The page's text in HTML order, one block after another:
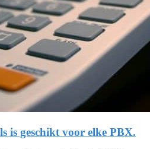
is geschikt voor elke PBX.